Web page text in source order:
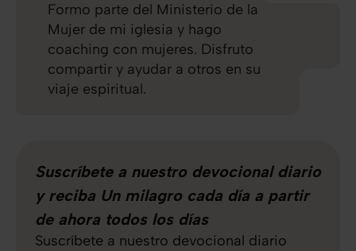
Formo parte del Ministerio de la
Mujer de mi iglesia y hago
coaching con mujeres. Disfruto
compartir y ayudar a otros en su
viaje espiritual.
Suscríbete a nuestro devocional diario
y reciba Un milagro cada día a partir
de ahora todos los días
Suscríbete a nuestro devocional diario